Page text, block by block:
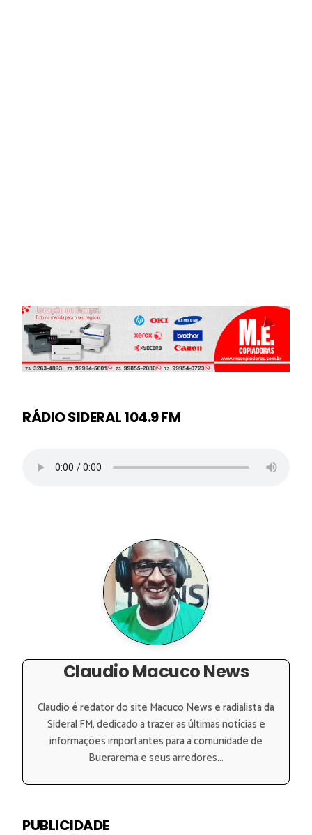
RÁDIO SIDERAL 104.9 FM
Claudio Macuco News
Claudio é redator do site Macuco News e radialista da
Sideral FM, dedicado a trazer as últimas notícias e
informações importantes para a comunidade de
Buerarema e seus arredores...
PUBLICIDADE